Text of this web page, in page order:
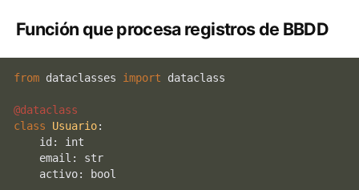
Función que procesa registros de BBDD
from dataclasses import dataclass
@dataclass
class
Usuario:
id : int
    email:
str
    activo:
bool